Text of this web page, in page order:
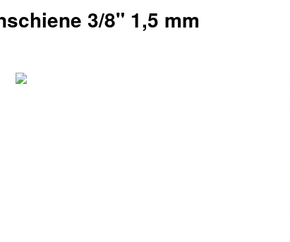
3/8" 1,5 mm